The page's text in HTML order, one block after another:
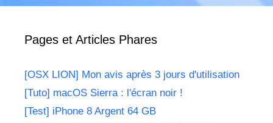
Pages et Articles Phares
[OSX LION] Mon avis après 3 jours d'utilisation
[Tuto] macOS Sierra : l'écran noir !
[Test] iPhone 8 Argent 64 GB